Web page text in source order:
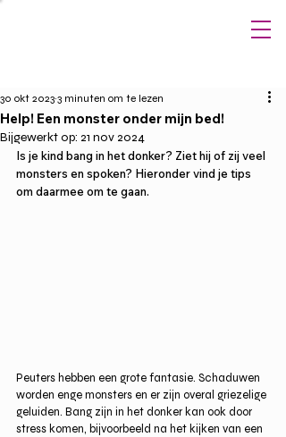
Help! Een monster onder mijn bed!
30 okt 2023 3 minuten om te lezen
Bijgewerkt op: 21 nov 2024
Is je kind bang in het donker? Ziet hij of zij veel
monsters en spoken? Hieronder vind je tips
om daarmee om te gaan.
Peuters hebben een grote fantasie. Schaduwen
worden enge monsters en er zijn overal griezelige
geluiden. Bang zijn in het donker kan ook door
stress komen, bijvoorbeeld na het kijken van een